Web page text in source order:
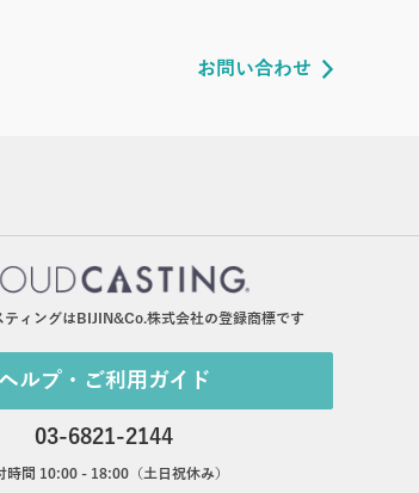
お問い合わせ
ティングはBIJIN&Co.株式会社の登録商標です
ヘルプ・ご利用ガイド
03-6821-2144
時間 10:00 - 18:00（土日祝休み）